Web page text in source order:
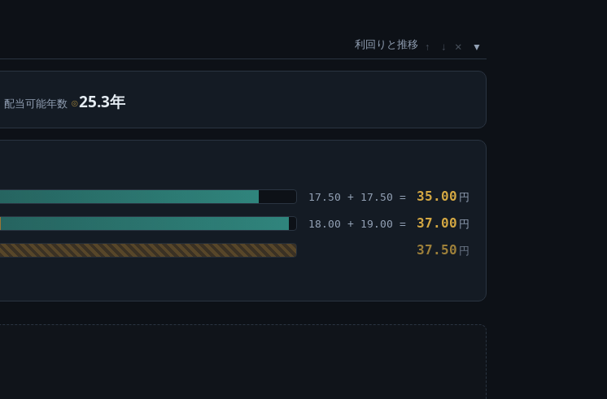
利回りと推移 ↑ ↓ ×
配当可能年数 ⊙25.3年
17.50 + 17.50 = 35.00 円
18.00 + 19.00 = 37.00 円
37.50 円